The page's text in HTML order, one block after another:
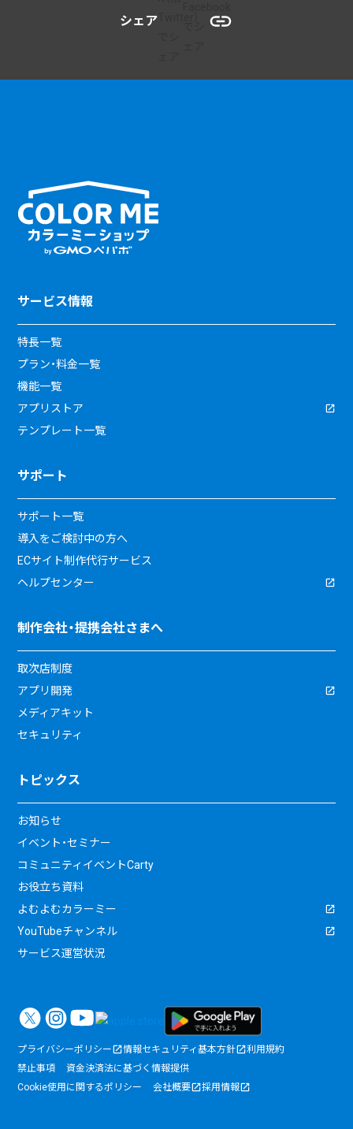
シェア
サービス情報
特長一覧
プラン・料金一覧
機能一覧
アプリストア
テンプレート一覧
サポート
サポート一覧
導入をご検討中の方へ
ECサイト制作代行サービス
ヘルプセンター
制作会社・提携会社さまへ
取次店制度
アプリ開発
メディアキット
セキュリティ
トピックス
お知らせ
イベント・セミナー
コミュニティイベントCarty
お役立ち資料
よむよむカラーミー
YouTubeチャンネル
サービス運営状況
プライバシーポリシー 情報セキュリティ基本方針
利用規約
禁止事項
資金決済法に基づく情報提供
Cookie使用に関するポリシー
会社概要 採用情報